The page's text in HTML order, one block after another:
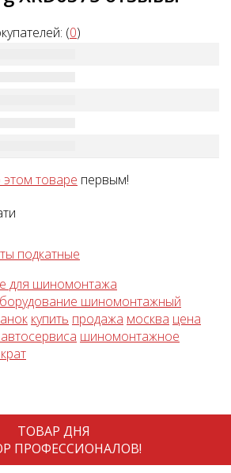
(0)
товаре первым!
подкатные
для шиномонтажа
шиномонтажный
купить продажа москва цена
шиномонтажное
ТОВАР ДНЯ
ПРОФЕССИОНАЛОВ!